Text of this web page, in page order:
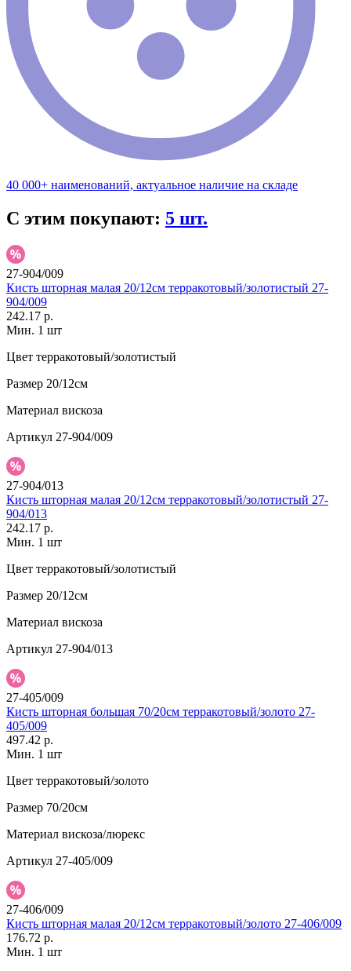
40 000+ наименований, актуальное наличие на складе
С этим покупают: 5 шт.
27-904/009
Кисть шторная малая 20/12см терракотовый/золотистый 27-
904/009
242.17 р.
Мин. 1 шт
Цвет терракотовый/золотистый
Размер 20/12см
Материал вискоза
Артикул 27-904/009
27-904/013
Кисть шторная малая 20/12см терракотовый/золотистый 27-
904/013
242.17 р.
Мин. 1 шт
Цвет терракотовый/золотистый
Размер 20/12см
Материал вискоза
Артикул 27-904/013
27-405/009
Кисть шторная большая 70/20см терракотовый/золото 27-
405/009
497.42 р.
Мин. 1 шт
Цвет терракотовый/золото
Размер 70/20см
Материал вискоза/люрекс
Артикул 27-405/009
27-406/009
Кисть шторная малая 20/12см терракотовый/золото 27-406/009
176.72 р.
Мин. 1 шт